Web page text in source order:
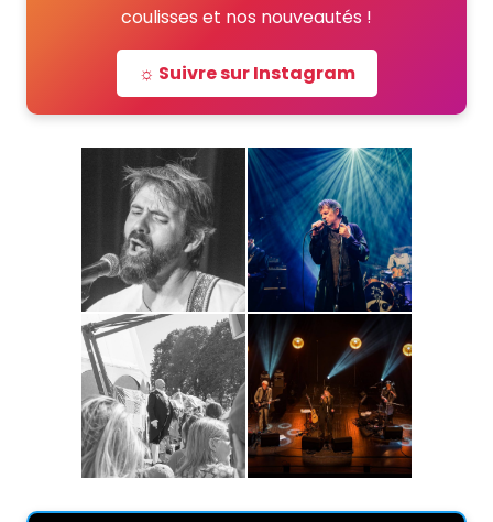
coulisses et nos nouveautés !
☼ Suivre sur Instagram